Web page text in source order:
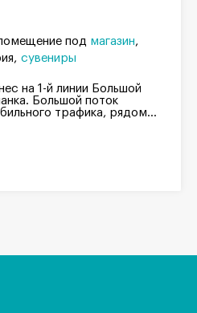
под магазин
сувениры
на 1-й линии Большой
Большой поток
трафика, рядом...